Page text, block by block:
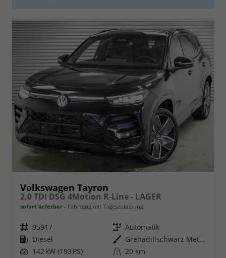
Volkswagen Tayron
2,0 TDI DSG 4Motion R-Line - LAGER
sofort lieferbar Fahrzeug mit Tageszulassung
Fahrzeugnr. 95917 Getriebe Automatik
Kraftstoff Diesel Außenfarbe
Grenadillschwarz Metallic (2T)
Leistung 142 kW (193 PS) Kilometerstand 20 km